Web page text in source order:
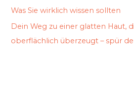
Was Sie wirklich wissen sollten
Dein Weg zu einer glatten Haut,
oberflächlich überzeugt – spür